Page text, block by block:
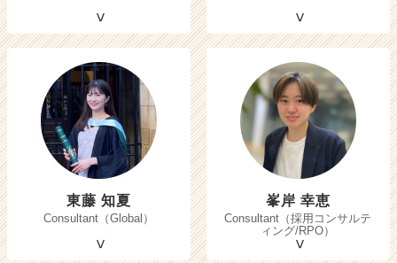
東藤 知夏
Consultant（Global）
峯岸 幸恵
Consultant（採用コンサルテ
ィング/RPO）